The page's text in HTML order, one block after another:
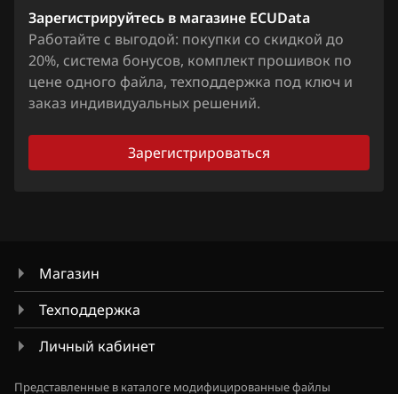
Зарегистрируйтесь в магазине ECUData
Работайте с выгодой: покупки со скидкой до
20%, система бонусов, комплект прошивок по
цене одного файла, техподдержка под ключ и
заказ индивидуальных решений.
Зарегистрироваться
Магазин
Техподдержка
Личный кабинет
Представленные в каталоге модифицированные файлы